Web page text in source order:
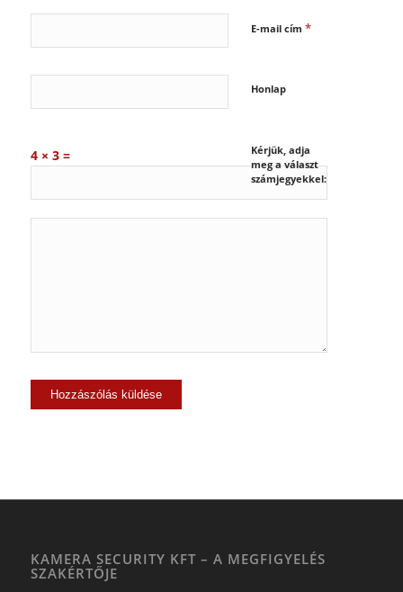
E-mail cím *
Honlap
Kérjük, adja
meg a választ
számjegyekkel:
4 × 3 =
KAMERA SECURITY KFT – A MEGFIGYELÉS
SZAKÉRTŐJE